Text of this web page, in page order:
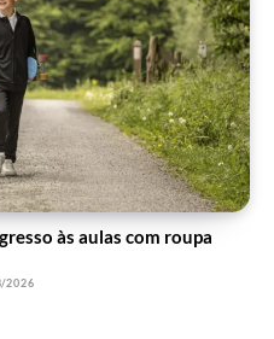
às aulas com roupa
2026